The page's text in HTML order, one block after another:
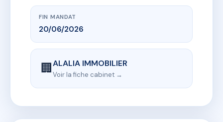
FIN MANDAT
20/06/2026
🏢ALALIA IMMOBILIER
Voir la fiche cabinet →